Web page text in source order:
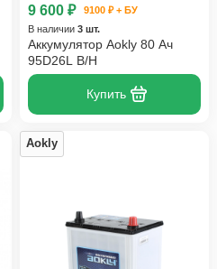
9 600 ₽
9100 ₽ + БУ
В наличии 3 шт.
Аккумулятор Aokly 80 Ач
95D26L B/H
Купить
Aokly